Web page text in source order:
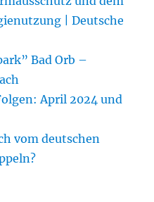
| Deutsche
Bad Orb –
April 2024 und
vom deutschen